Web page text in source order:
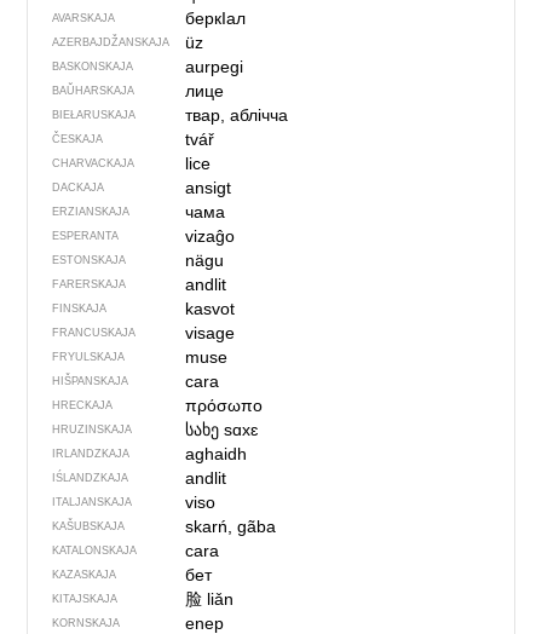
AVARSKAJA беркIал
AZERBAJDŽAN­SKAJA üz
BASKONSKAJA aurpegi
BAŬHARSKAJA лице
BIEŁARUSKAJA твар, аблічча
ČESKAJA tvář
CHARVACKAJA lice
DACKAJA ansigt
ERZIANSKAJA чама
ESPERANTA vizaĝo
ESTONSKAJA nägu
FARERSKAJA andlit
FINSKAJA kasvot
FRANCUSKAJA visage
FRYULSKAJA muse
HIŠPANSKAJA cara
HRECKAJA πρόσωπο
HRUZINSKAJA სახეsɑxɛ
IRLANDZKAJA aghaidh
IŚLANDZKAJA andlit
ITALJANSKAJA viso
KAŠUBSKAJA skarń, gãba
KATALONSKAJA cara
KAZASKAJA бет
KITAJSKAJA 脸 liǎn
KORNSKAJA enep